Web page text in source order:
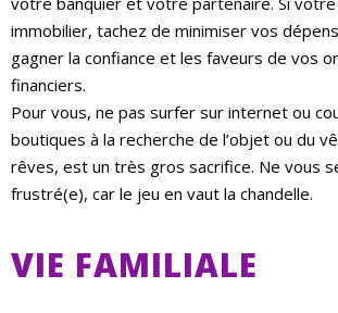
immobilier, tachez de minimiser vos
gagner la confiance et les faveurs de vos
financiers.
Pour vous, ne pas surfer sur internet ou
boutiques à la recherche de l’objet ou du
rêves, est un très gros sacrifice. Ne vous
frustré(e), car le jeu en vaut la chandelle.
VIE FAMILIALE